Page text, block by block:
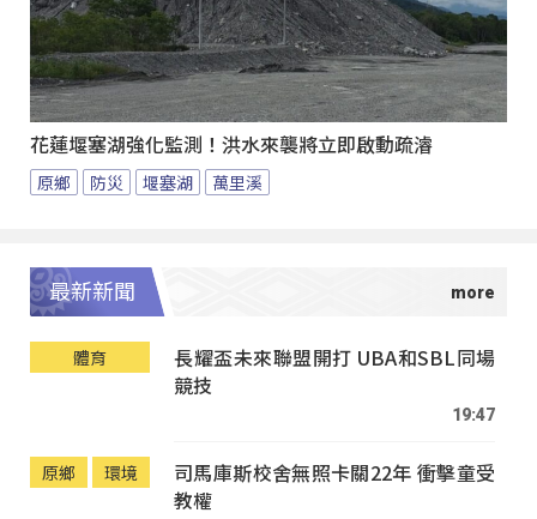
花蓮堰塞湖強化監測！洪水來襲將立即啟動疏濬
原鄉 防災 堰塞湖 萬里溪
最新新聞
體育
長耀盃未來聯盟開打 UBA和SBL同場
競技
19:47
原鄉 環境
司馬庫斯校舍無照卡關22年 衝擊童受
教權